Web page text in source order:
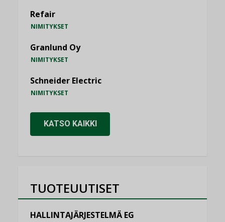
Refair
NIMITYKSET
Granlund Oy
NIMITYKSET
Schneider Electric
NIMITYKSET
KATSO KAIKKI
TUOTEUUTISET
HALLINTAJÄRJESTELMÄ EG